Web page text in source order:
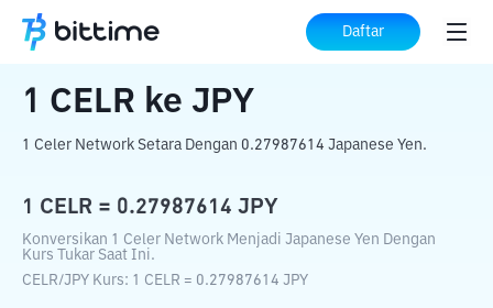
Daftar
Beranda Konverter Kripto ke JPY
1 CELR ke JPY
1 Celer Network Setara Dengan 0.27987614 Japanese Yen.
1 CELR = 0.27987614 JPY
Konversikan 1 Celer Network Menjadi Japanese Yen Dengan
Kurs Tukar Saat Ini.
CELR/JPY Kurs: 1 CELR = 0.27987614 JPY